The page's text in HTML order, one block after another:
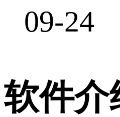
09-24
软件介